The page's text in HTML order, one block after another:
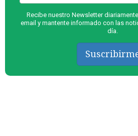
Recibe nuestro Newsletter
email y mantente informado con las
día.